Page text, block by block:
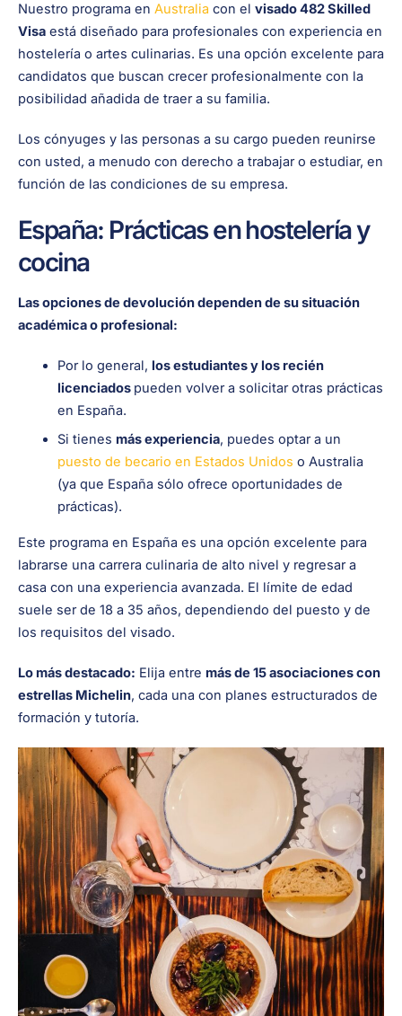
Nuestro programa en Australia con el visado 482 Skilled
Visa está diseñado para profesionales con experiencia en
hostelería o artes culinarias. Es una opción excelente para
candidatos que buscan crecer profesionalmente con la
posibilidad añadida de traer a su familia.
Los cónyuges y las personas a su cargo pueden reunirse
con usted, a menudo con derecho a trabajar o estudiar, en
función de las condiciones de su empresa.
España: Prácticas en hostelería y
cocina
Las opciones de devolución dependen de su situación
académica o profesional:
Por lo general, los estudiantes y los recién
licenciados pueden volver a solicitar otras prácticas
en España.
Si tienes más experiencia, puedes optar a un
puesto de becario en Estados Unidos o Australia
(ya que España sólo ofrece oportunidades de
prácticas).
Este programa en España es una opción excelente para
labrarse una carrera culinaria de alto nivel y regresar a
casa con una experiencia avanzada. El límite de edad
suele ser de 18 a 35 años, dependiendo del puesto y de
los requisitos del visado.
Lo más destacado: Elija entre más de 15 asociaciones con
estrellas Michelin, cada una con planes estructurados de
formación y tutoría.